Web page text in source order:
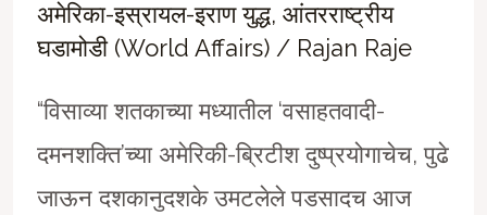
अमेरिका-इस्रायल-इराण युद्ध, आंतरराष्ट्रीय
घडामोडी (World Affairs)/ Rajan Raje
“विसाव्या शतकाच्या मध्यातील ‘वसाहतवादी-
दमनशक्ति’च्या अमेरिकी-ब्रिटीश दुष्प्रयोगाचेच, पुढे
जाऊन दशकानुदशके उमटलेले पडसादच आज